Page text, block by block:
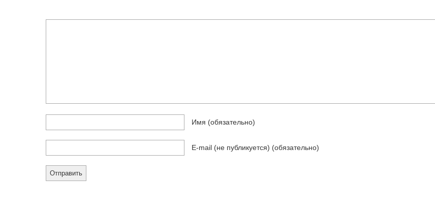
Имя (обязательно)
E-mail (не публикуется) (обязательно)